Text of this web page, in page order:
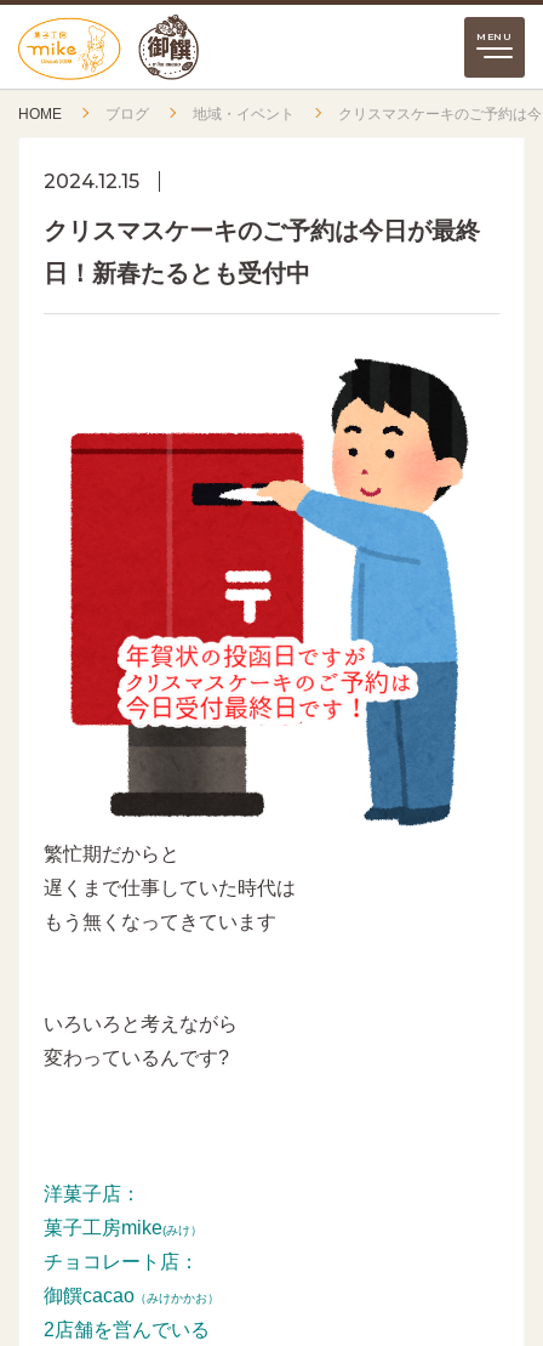
HOME ブログ 地域・イベント クリスマスケーキのご予約は
2024.12.15
クリスマスケーキのご予約は今日が最終
日！新春たるとも受付中
繁忙期だからと
遅くまで仕事していた時代は
もう無くなってきています
いろいろと考えながら
変わっているんです?
洋菓子店：
菓子工房mike(みけ）
チョコレート店：
御饌cacao （みけかかお）
2店舗を営んでいる